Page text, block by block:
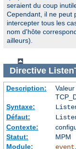
seraient du coup
Cependant, il ne peut
intercepter tous les
nom d'hôte
ailleurs).
Directive
Description:
Syntaxe:
Défaut:
Contexte:
Statut:
MPM
Module:
event,